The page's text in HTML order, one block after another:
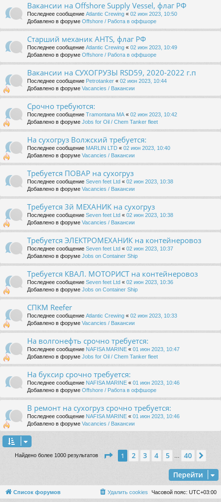
Вакансии на Offshore Supply Vessel, флаг РФ
Последнее сообщение Atlantic Crewing « 02 июн 2023, 10:50
Добавлено в форуме Offshore / Работа в оффшоре
Старший механик AHTS, флаг РФ
Последнее сообщение Atlantic Crewing « 02 июн 2023, 10:49
Добавлено в форуме Offshore / Работа в оффшоре
Вакансии на СУХОГРУЗЫ RSD59, 2020-2022 г.п
Последнее сообщение Petrotanker « 02 июн 2023, 10:44
Добавлено в форуме Vacancies / Вакансии
Срочно требуются:
Последнее сообщение Tramontana MA « 02 июн 2023, 10:42
Добавлено в форуме Jobs for Oil / Chem Tanker fleet
На сухогруз Волжский требуется:
Последнее сообщение MARLIN LTD « 02 июн 2023, 10:40
Добавлено в форуме Vacancies / Вакансии
Требуется ПОВАР на сухогруз
Последнее сообщение Seven feet Ltd « 02 июн 2023, 10:38
Добавлено в форуме Vacancies / Вакансии
Требуется 3й МЕХАНИК на сухогруз
Последнее сообщение Seven feet Ltd « 02 июн 2023, 10:38
Добавлено в форуме Vacancies / Вакансии
Требуется ЭЛЕКТРОМЕХАНИК на контейнеровоз
Последнее сообщение Seven feet Ltd « 02 июн 2023, 10:37
Добавлено в форуме Jobs on Container Ship
Требуется КВАЛ. МОТОРИСТ на контейнеровоз
Последнее сообщение Seven feet Ltd « 02 июн 2023, 10:36
Добавлено в форуме Jobs on Container Ship
СПКМ Reefer
Последнее сообщение Atlantic Crewing « 02 июн 2023, 10:33
Добавлено в форуме Vacancies / Вакансии
На волгонефть срочно требуется:
Последнее сообщение NAFISA MARINE « 01 июн 2023, 10:47
Добавлено в форуме Jobs for Oil / Chem Tanker fleet
На буксир срочно требуется:
Последнее сообщение NAFISA MARINE « 01 июн 2023, 10:46
Добавлено в форуме Offshore / Работа в оффшоре
В ремонт на сухогруз срочно требуется:
Последнее сообщение NAFISA MARINE « 01 июн 2023, 10:46
Добавлено в форуме Vacancies / Вакансии
Найдено более 1000 результатов Страница из 40
1 2 3 4 5 40
Перейти
Список форумов Часовой пояс: UTC+03:00
Удалить cookies